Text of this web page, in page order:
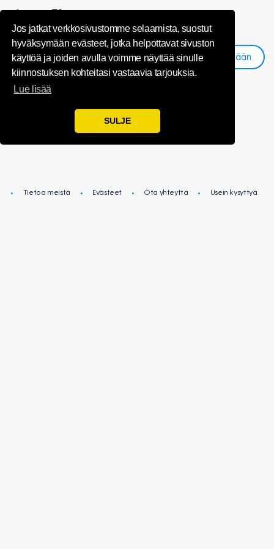
Jos jatkat verkkosivustomme selaamista, suostut
hyväksymään evästeet, jotka helpottavat sivuston
käyttöä ja joiden avulla voimme näyttää sinulle
kiinnostuksen kohteitasi vastaavia tarjouksia.
Lue lisää
SULJE
unsubscribeMe
Rekisteröidy Kirjaudu Sisään
Olet onnistuneesti peruuttanut Toluna
Influencers -palvelun
Tietoa meistä Evästeet Ota yhteyttä Usein kysyttyä